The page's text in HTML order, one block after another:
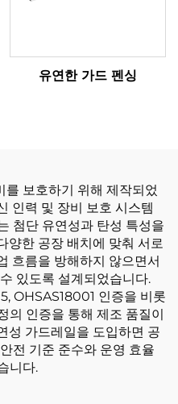
유연한 가드 펜싱
보호하기 위해 제작되었
인력 및 장비 보호 시스템
첨단 유연성과 탄성 특성을
양한 공장 배치에 맞춰 서로
흐름을 방해하지 않으면서
있도록 설계되었습니다.
OHSAS18001 인증을 비롯
의 인증을 통해 제조 품질이
성 가드레일을 도입하면 공
전 기준 준수와 운영 효율
니다.